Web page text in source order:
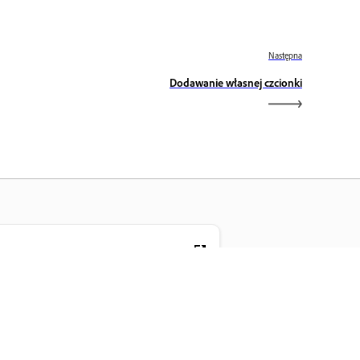
Następna
Dodawanie własnej czcionki